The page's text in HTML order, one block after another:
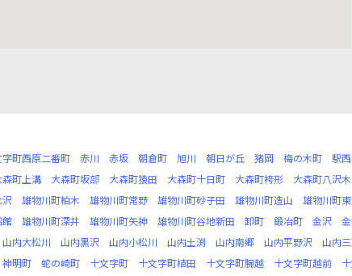
字町西原二番町 赤川 赤坂 朝倉町 旭川 朝日が丘 猪岡 梅の木町 駅西
森町上溝 大森町坂部 大森町猿田 大森町十日町 大森町袴形 大森町八沢木
雄物川町柏木 雄物川町常野 雄物川町砂子田 雄物川町造山 雄物川町
館 雄物川町深井 雄物川町矢神 雄物川町谷地新田 卸町 鍛冶町 金沢
山内大松川 山内黒沢 山内小松川 山内土渕 山内南郷 山内平野沢 山内
神明町 蛇の崎町 十文字町 十文字町植田 十文字町腕越 十文字町越前